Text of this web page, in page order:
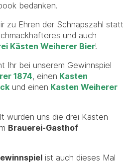
bedanken.
zu Ehren der Schnapszahl statt
und auch
Kästen Weiherer Bier!
Ihr bei unserem Gewinnspiel
1874, einen Kasten
und einen Kasten Weiherer
wurden uns die drei Kästen
Brauerei-Gasthof
ist auch dieses Mal